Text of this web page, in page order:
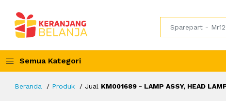
Semua Kategori
Beranda Produk Jual KM001689 - LAMP ASSY, HEAD